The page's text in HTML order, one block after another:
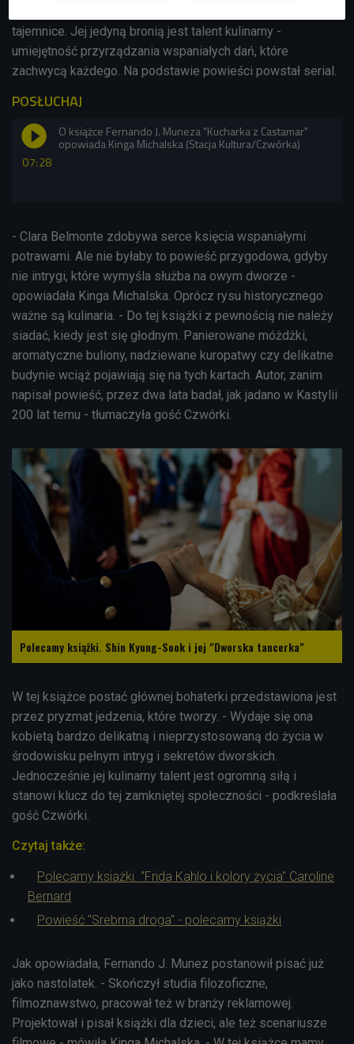
tajemnice. Jej jedyną bronią jest talent kulinarny -
umiejętność przyrządzania wspaniałych dań, które
zachwycą każdego. Na podstawie powieści powstał serial.
POSŁUCHAJ
07:28
O książce Fernando J. Muneza "Kucharka z Castamar"
opowiada Kinga Michalska (Stacja Kultura/Czwórka)
- Clara Belmonte zdobywa serce księcia wspaniałymi
potrawami. Ale nie byłaby to powieść przygodowa, gdyby
nie intrygi, które wymyśla służba na owym dworze -
opowiadała Kinga Michalska. Oprócz rysu historycznego
ważne są kulinaria. - Do tej książki z pewnością nie należy
siadać, kiedy jest się głodnym. Panierowane móżdżki,
aromatyczne buliony, nadziewane kuropatwy czy delikatne
budynie wciąż pojawiają się na tych kartach. Autor, zanim
napisał powieść, przez dwa lata badał, jak jadano w Kastylii
200 lat temu - tłumaczyła gość Czwórki.
Polecamy książki. Shin Kyung-Sook i jej "Dworska tancerka"
W tej książce postać głównej bohaterki przedstawiona jest
przez pryzmat jedzenia, które tworzy. - Wydaje się ona
kobietą bardzo delikatną i nieprzystosowaną do życia w
środowisku pełnym intryg i sekretów dworskich.
Jednocześnie jej kulinarny talent jest ogromną siłą i
stanowi klucz do tej zamkniętej społeczności - podkreślała
gość Czwórki.
Czytaj także:
Polecamy ksiażki. "Frida Kahlo i kolory życia" Caroline
Bernard
Powieść "Srebrna droga" - polecamy książki
Jak opowiadała, Fernando J. Munez postanowił pisać już
jako nastolatek. - Skończył studia filozoficzne,
filmoznawstwo, pracował też w branży reklamowej.
Projektował i pisał książki dla dzieci, ale też scenariusze